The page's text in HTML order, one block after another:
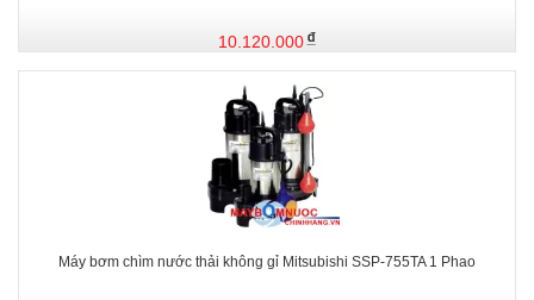
10.120.000
Máy bơm chìm nước thải không gỉ Mitsubishi SSP-755TA 1 Phao